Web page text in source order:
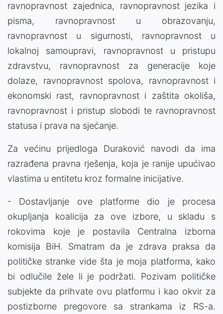
ravnopravnost zajednica, ravnopravnost jezika i
pisma, ravnopravnost u obrazovanju,
ravnopravnost u sigurnosti, ravnopravnost u
lokalnoj samoupravi, ravnopravnost u pristupu
zdravstvu, ravnopravnost za generacije koje
dolaze, ravnopravnost spolova, ravnopravnost i
ekonomski rast, ravnopravnost i zaštita okoliša,
ravnopravnost i pristup slobodi te ravnopravnost
statusa i prava na sjećanje.
Za većinu prijedloga Duraković navodi da ima
razrađena pravna rješenja, koja je ranije upućivao
vlastima u entitetu kroz formalne inicijative.
- Dostavljanje ove platforme dio je procesa
okupljanja koalicija za ove izbore, u skladu s
rokovima koje je postavila Centralna izborna
komisija BiH. Smatram da je zdrava praksa da
političke stranke vide šta je moja platforma, kako
bi odlučile žele li je podržati. Pozivam političke
subjekte da prihvate ovu platformu i kao okvir za
postizborne pregovore sa strankama iz RS-a.